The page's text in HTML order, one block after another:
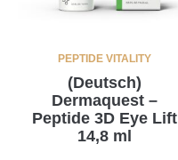
PEPTIDE VITALITY
(Deutsch)
Dermaquest –
Peptide 3D Eye Lift
14,8 ml